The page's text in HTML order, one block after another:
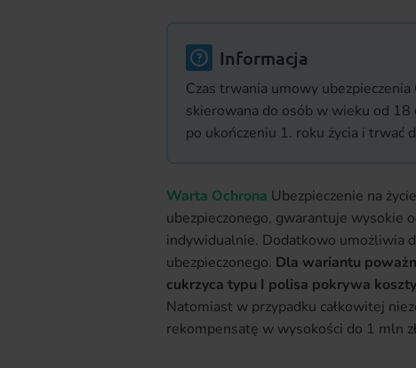
Informacja
Czas trwania umowy
skierowana do osób w wieku od
po ukończeniu 1. roku życia i trwać
Warta Ochrona Ubezpieczenie na
ubezpieczonego, gwarantuje wysokie
indywidualnie. Dodatkowo umożliwia
ubezpieczonego. Dla wariantu
cukrzyca typu I polisa pokrywa
Natomiast w przypadku całkowitej
rekompensatę w wysokości do 1 mln